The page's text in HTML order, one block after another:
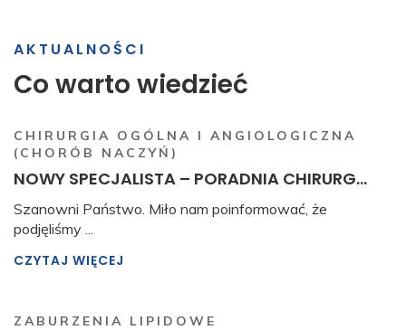
AKTUALNOŚCI
Co warto wiedzieć
CHIRURGIA OGÓLNA I ANGIOLOGICZNA
(CHORÓB NACZYŃ)
NOWY SPECJALISTA – PORADNIA CHIRURG...
Szanowni Państwo. Miło nam poinformować, że
podjęliśmy ...
CZYTAJ WIĘCEJ
ZABURZENIA LIPIDOWE